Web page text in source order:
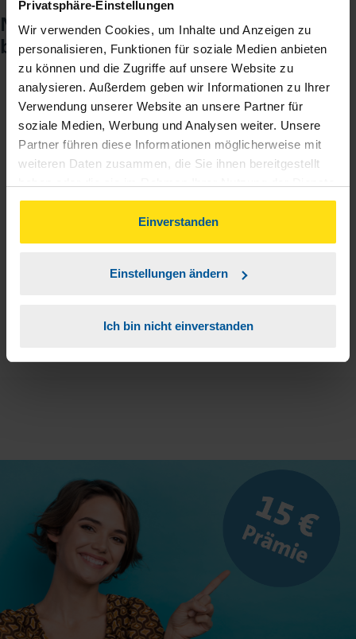
Privatsphäre-Einstellungen
Wir verwenden Cookies, um Inhalte und Anzeigen zu
personalisieren, Funktionen für soziale Medien anbieten
zu können und die Zugriffe auf unsere Website zu
analysieren. Außerdem geben wir Informationen zu Ihrer
Verwendung unserer Website an unsere Partner für
soziale Medien, Werbung und Analysen weiter. Unsere
Partner führen diese Informationen möglicherweise mit
weiteren Daten zusammen, die Sie ihnen bereitgestellt
gesammelt haben. Indem Sie auf Einverstanden klicken,
können Sie der Verwendung von Cookies, gemäß
unserer
Einverstanden
Einstellungen ändern
Ich bin nicht einverstanden
Noch keinen Zugang? So einfach
beantragen Sie ihn.
1
Sie teilen mir mit, dass Sie MeineVLH nutzen
wollen.
2 Sie bekommen eine E-Mail mit Ihren Zugangsdaten
und einem Aktivierungslink.
3